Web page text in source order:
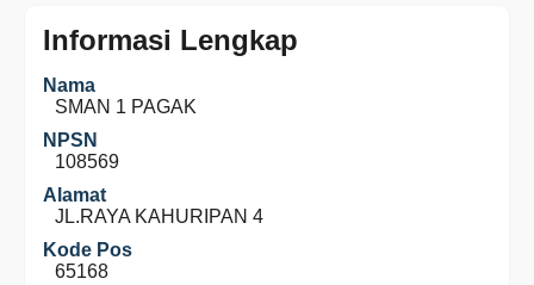
Informasi Lengkap
Nama
SMAN 1 PAGAK
NPSN
108569
Alamat
JL.RAYA KAHURIPAN 4
Kode Pos
65168